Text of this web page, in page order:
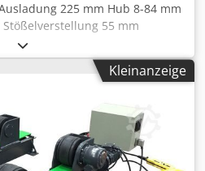
225 mm Hub 8-84 mm
55 mm
185 x 180 mm
im Tisch 210 x
570 x 450 x 65 mm
kW Maschinengewicht ca. 2,7 t
2,1 m Djdpfx Apeb U Hwto Aekr
-
Nockenschaltwerk Balluff -
- Tisch höhenverstellbar -
Kleinanzeige